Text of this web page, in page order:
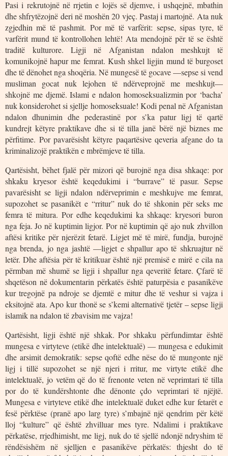
Pasi i rekrutojnë në rrjetin e lojës së djemve, i ushqejnë, mbathin
dhe shfrytëzojnë deri në moshën 20 vjeç. Pastaj i martojnë. Ata nuk
zgjedhin më të pashmit. Por më të varfërit: sepse, sipas tyre, të
varfërit mund të kontrollohen lehtë! Ata mendojnë për të se është
traditë kulturore. Ligji në Afganistan ndalon meshkujt të
komunikojnë hapur me femrat. Kush shkel ligjin mund të burgoset
dhe të dënohet nga shoqëria. Në mungesë të gocave —sepse si vend
musliman gocat nuk lejohen të ndërveprojnë me meshkujt—
shkojnë me djemë. Islami e ndalon homoseksualizmin por ‘bacha’
nuk konsiderohet si sjellje homoseksuale! Kodi penal në Afganistan
ndalon dhunimin dhe pederastinë por s’ka patur ligj të qartë
kundrejt këtyre praktikave dhe si të tilla janë bërë një biznes me
përfitime. Por pavarësisht këtyre paqartësive qeveria afgane do ta
kriminalizojë praktikën e mbrëmjeve të tilla.
Qartësisht, bëhet fjalë për mizori që burojnë nga disa shkaqe: por
shkaku kryesor është keqedukimi i “burrave” të pasur. Sepse
pavarësisht se ligji ndalon ndërveprimin e meshkujve me femrat,
supozohet se pasanikët e “rritur” nuk do të shkonin për seks me
femra të mitura. Por edhe keqedukimi ka shkaqe: kryesori buron
nga feja. Jo në kuptimin ligjor. Por në kuptimin që ajo nuk zhvillon
aftësi kritike për njerëzit fetarë. Ligjet më të mirë, fundja, burojnë
nga brenda, jo nga jashtë —ligjet e shpallur apo të shkruajtur në
letër. Dhe aftësia për të kritikuar është një premisë e mirë e cila na
përmban më shumë se ligji i shpallur nga qeveritë fetare. Çfarë të
shqetëson në dokumentarin përkatës është paturpësia e pasanikëve
kur tregojnë pa ndroje se djemtë e mitur dhe të veshur si vajza i
eksitojnë ata. Apo kur thonë se s’kemi alternativë tjetër – sepse ligji
islamik na ndalon të zbavisim me vajza!
Qartësisht, ligji është një shkak. Por shkaku përfundimtar është
mungesa e virtyteve (etikë dhe intelektualë) — mungesa e edukimit
dhe arsimit demokratik: sepse qoftë edhe nëse do të mungonte një
ligj i tillë supozohet se një njeri i rritur, me virtyte etikë dhe
intelektualë, jo vetëm që do të frenonte veten në veprimtari të tilla
por do të kundërshtonte dhe dënonte çdo veprimtari të njëjtë.
Mungesa e virtyteve etikë dhe intelektualë duket edhe kur fetarët e
fesë përktëse (pranë apo larg tyre) s’mbajnë një qendrim për këtë
lloj “kulture” që është zhvilluar mes tyre. Ndalimi i praktikave
përkatëse, rrjedhimisht, me ligj, nuk do të sjellë ndonjë ndryshim të
rëndësishëm në sjelljen e pasanikëve përkatës: thjesht do të